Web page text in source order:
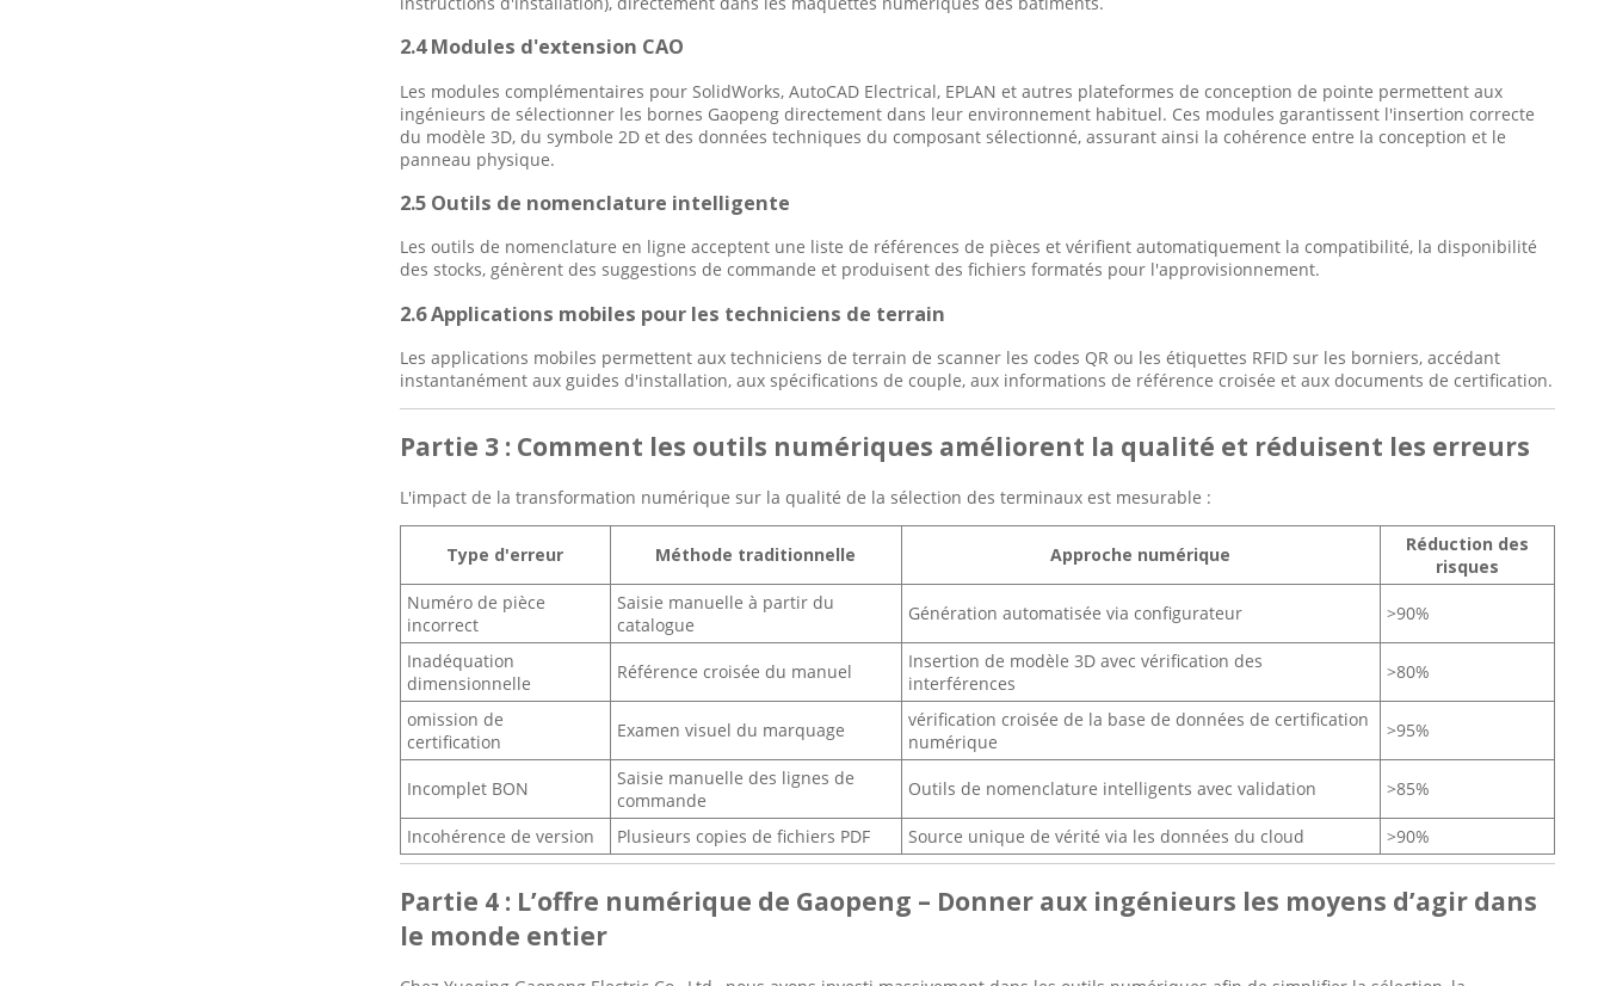
2.4 Modules d'extension CAO
Les modules complémentaires pour SolidWorks, AutoCAD Electrical, EPLAN et autres plateformes de conception de pointe permettent aux
ingénieurs de sélectionner les bornes Gaopeng directement dans leur environnement habituel. Ces modules garantissent l'insertion correcte
du modèle 3D, du symbole 2D et des données techniques du composant sélectionné, assurant ainsi la cohérence entre la conception et le
panneau physique.
2.5 Outils de nomenclature intelligente
Les outils de nomenclature en ligne acceptent une liste de références de pièces et vérifient automatiquement la compatibilité, la disponibilité
des stocks, génèrent des suggestions de commande et produisent des fichiers formatés pour l'approvisionnement.
2.6 Applications mobiles pour les techniciens de terrain
Les applications mobiles permettent aux techniciens de terrain de scanner les codes QR ou les étiquettes RFID sur les borniers, accédant
instantanément aux guides d'installation, aux spécifications de couple, aux informations de référence croisée et aux documents de certification.
Partie 3 : Comment les outils numériques améliorent la qualité et réduisent les erreurs
L'impact de la transformation numérique sur la qualité de la sélection des terminaux est mesurable :
Type d'erreur Méthode traditionnelle Approche numérique
Réduction des
risques
Numéro de pièce
incorrect
Saisie manuelle à partir du
catalogue
Génération automatisée via configurateur >90%
Inadéquation
dimensionnelle
Référence croisée du manuel
Insertion de modèle 3D avec vérification des
interférences
>80%
omission de
certification
Examen visuel du marquage
vérification croisée de la base de données de certification
numérique
>95%
Incomplet BON
Saisie manuelle des lignes de
commande
Outils de nomenclature intelligents avec validation >85%
Incohérence de version Plusieurs copies de fichiers PDF Source unique de vérité via les données du cloud >90%
Partie 4 : L’offre numérique de Gaopeng – Donner aux ingénieurs les moyens d’agir dans
le monde entier